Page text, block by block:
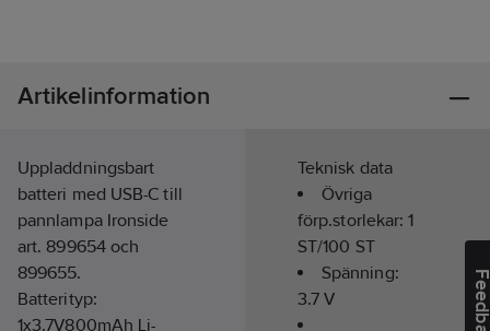
Artikelinformation
Uppladdningsbart
batteri med USB-C till
pannlampa Ironside
art. 899654 och
899655.
Batterityp:
1x3.7V800mAh Li-
Teknisk data
Övriga
förp.storlekar:1
ST/100 ST
Spänning:
3.7 V